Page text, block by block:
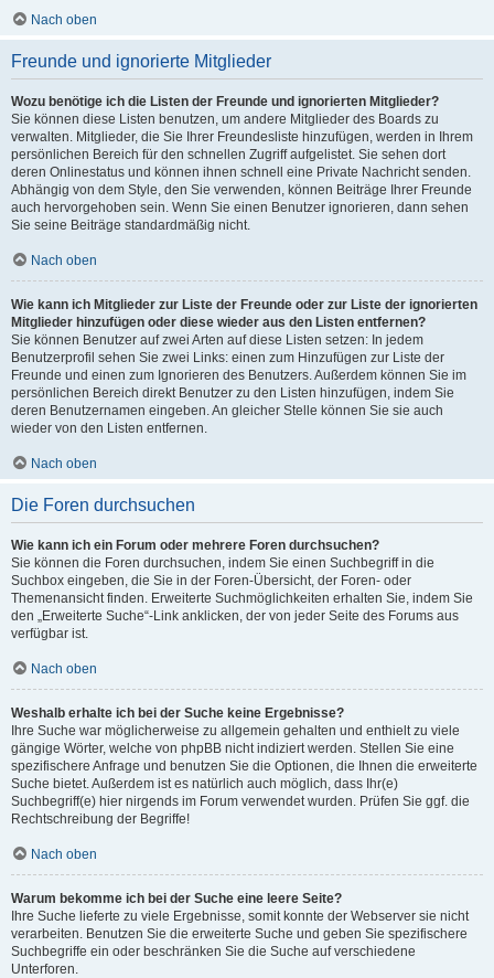
Nach oben
Freunde und ignorierte Mitglieder
Wozu benötige ich die Listen der Freunde und ignorierten Mitglieder?
Sie können diese Listen benutzen, um andere Mitglieder des Boards zu
verwalten. Mitglieder, die Sie Ihrer Freundesliste hinzufügen, werden in Ihrem
persönlichen Bereich für den schnellen Zugriff aufgelistet. Sie sehen dort
deren Onlinestatus und können ihnen schnell eine Private Nachricht senden.
Abhängig von dem Style, den Sie verwenden, können Beiträge Ihrer Freunde
auch hervorgehoben sein. Wenn Sie einen Benutzer ignorieren, dann sehen
Sie seine Beiträge standardmäßig nicht.
Nach oben
Wie kann ich Mitglieder zur Liste der Freunde oder zur Liste der ignorierten
Mitglieder hinzufügen oder diese wieder aus den Listen entfernen?
Sie können Benutzer auf zwei Arten auf diese Listen setzen: In jedem
Benutzerprofil sehen Sie zwei Links: einen zum Hinzufügen zur Liste der
Freunde und einen zum Ignorieren des Benutzers. Außerdem können Sie im
persönlichen Bereich direkt Benutzer zu den Listen hinzufügen, indem Sie
deren Benutzernamen eingeben. An gleicher Stelle können Sie sie auch
wieder von den Listen entfernen.
Nach oben
Die Foren durchsuchen
Wie kann ich ein Forum oder mehrere Foren durchsuchen?
Sie können die Foren durchsuchen, indem Sie einen Suchbegriff in die
Suchbox eingeben, die Sie in der Foren-Übersicht, der Foren- oder
Themenansicht finden. Erweiterte Suchmöglichkeiten erhalten Sie, indem Sie
den „Erweiterte Suche“-Link anklicken, der von jeder Seite des Forums aus
verfügbar ist.
Nach oben
Weshalb erhalte ich bei der Suche keine Ergebnisse?
Ihre Suche war möglicherweise zu allgemein gehalten und enthielt zu viele
gängige Wörter, welche von phpBB nicht indiziert werden. Stellen Sie eine
spezifischere Anfrage und benutzen Sie die Optionen, die Ihnen die erweiterte
Suche bietet. Außerdem ist es natürlich auch möglich, dass Ihr(e)
Suchbegriff(e) hier nirgends im Forum verwendet wurden. Prüfen Sie ggf. die
Rechtschreibung der Begriffe!
Nach oben
Warum bekomme ich bei der Suche eine leere Seite?
Ihre Suche lieferte zu viele Ergebnisse, somit konnte der Webserver sie nicht
verarbeiten. Benutzen Sie die erweiterte Suche und geben Sie spezifischere
Suchbegriffe ein oder beschränken Sie die Suche auf verschiedene
Unterforen.